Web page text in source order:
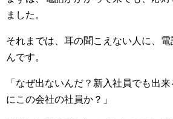
ました。
それまでは、耳の聞こえない人に、
んです。
「なぜ出ないんだ？新入社員でも出
にこの会社の社員か？」